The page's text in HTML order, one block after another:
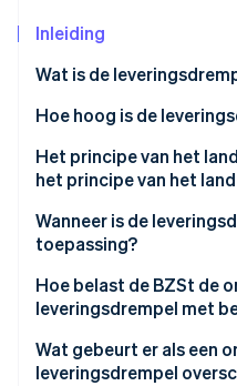
Inleiding
Wat is de
Hoe hoog is de
Het principe van het
het principe van het
Principe van land van
Principe van het land
Wanneer is de
toepassing?
Accijnsgoederen
Nieuwe voertuigen
Drempels voor acquisitie
Hoe belast de BZSt de
leveringsdrempel met
Wat gebeurt er als een
leveringsdrempel